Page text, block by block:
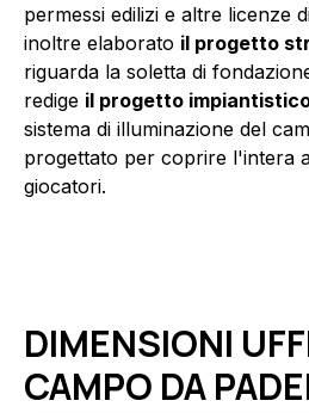
permessi edilizi e altre licenze
inoltre elaborato il progetto
riguarda la soletta di
redige il progetto
sistema di illuminazione del
progettato per coprire l'intera
giocatori.
DIMENSIONI
CAMPO DA